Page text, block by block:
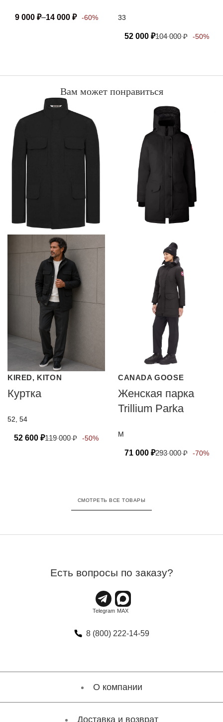
9 000 ₽–14 000 ₽ -60% 33
52 000 ₽104 000₽ -50%
Вам может понравиться
KIRED, KITON
Куртка
52, 54
52 600 ₽119 000₽ -50%
CANADA GOOSE
Женская парка
Trillium Parka
M
71 000 ₽293 000₽ -70%
СМОТРЕТЬ ВСЕ ТОВАРЫ
Есть вопросы по заказу?
8 (800) 222-14-59
О компании
Доставка и возврат